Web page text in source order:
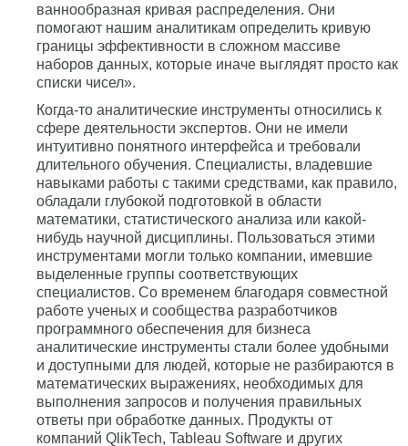
ваннообразная кривая распределения. Они
помогают нашим аналитикам определить кривую
границы эффективности в сложном массиве
наборов данных, которые иначе выглядят просто как
списки чисел».
Когда-то аналитические инструменты относились к
сфере деятельности экспертов. Они не имели
интуитивно понятного интерфейса и требовали
длительного обучения. Специалисты, владевшие
навыками работы с такими средствами, как правило,
обладали глубокой подготовкой в области
математики, статистического анализа или какой-
нибудь научной дисциплины. Пользоваться этими
инструментами могли только компании, имевшие
выделенные группы соответствующих
специалистов. Со временем благодаря совместной
работе ученых и сообщества разработчиков
программного обеспечения для бизнеса
аналитические инструменты стали более удобными
и доступными для людей, которые не разбираются в
математических выражениях, необходимых для
выполнения запросов и получения правильных
ответы при обработке данных. Продукты от
компаний QlikTech, Tableau Software и других